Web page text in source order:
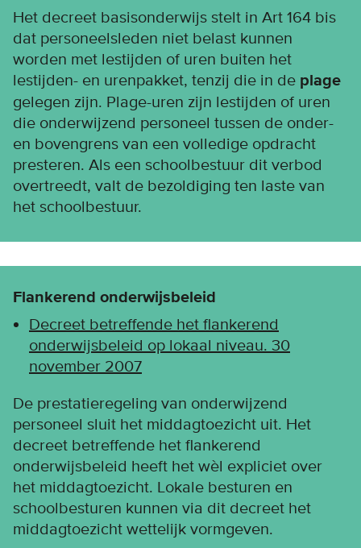
Het decreet basisonderwijs stelt in Art 164 bis
dat personeelsleden niet belast kunnen
worden met lestijden of uren buiten het
lestijden- en urenpakket, tenzij die in de plage
gelegen zijn. Plage-uren zijn lestijden of uren
die onderwijzend personeel tussen de onder-
en bovengrens van een volledige opdracht
presteren. Als een schoolbestuur dit verbod
overtreedt, valt de bezoldiging ten laste van
het schoolbestuur.
Flankerend onderwijsbeleid
Decreet betreffende het flankerend
onderwijsbeleid op lokaal niveau. 30
november 2007
De prestatieregeling van onderwijzend
personeel sluit het middagtoezicht uit. Het
decreet betreffende het flankerend
onderwijsbeleid heeft het wèl expliciet over
het middagtoezicht. Lokale besturen en
schoolbesturen kunnen via dit decreet het
middagtoezicht wettelijk vormgeven.